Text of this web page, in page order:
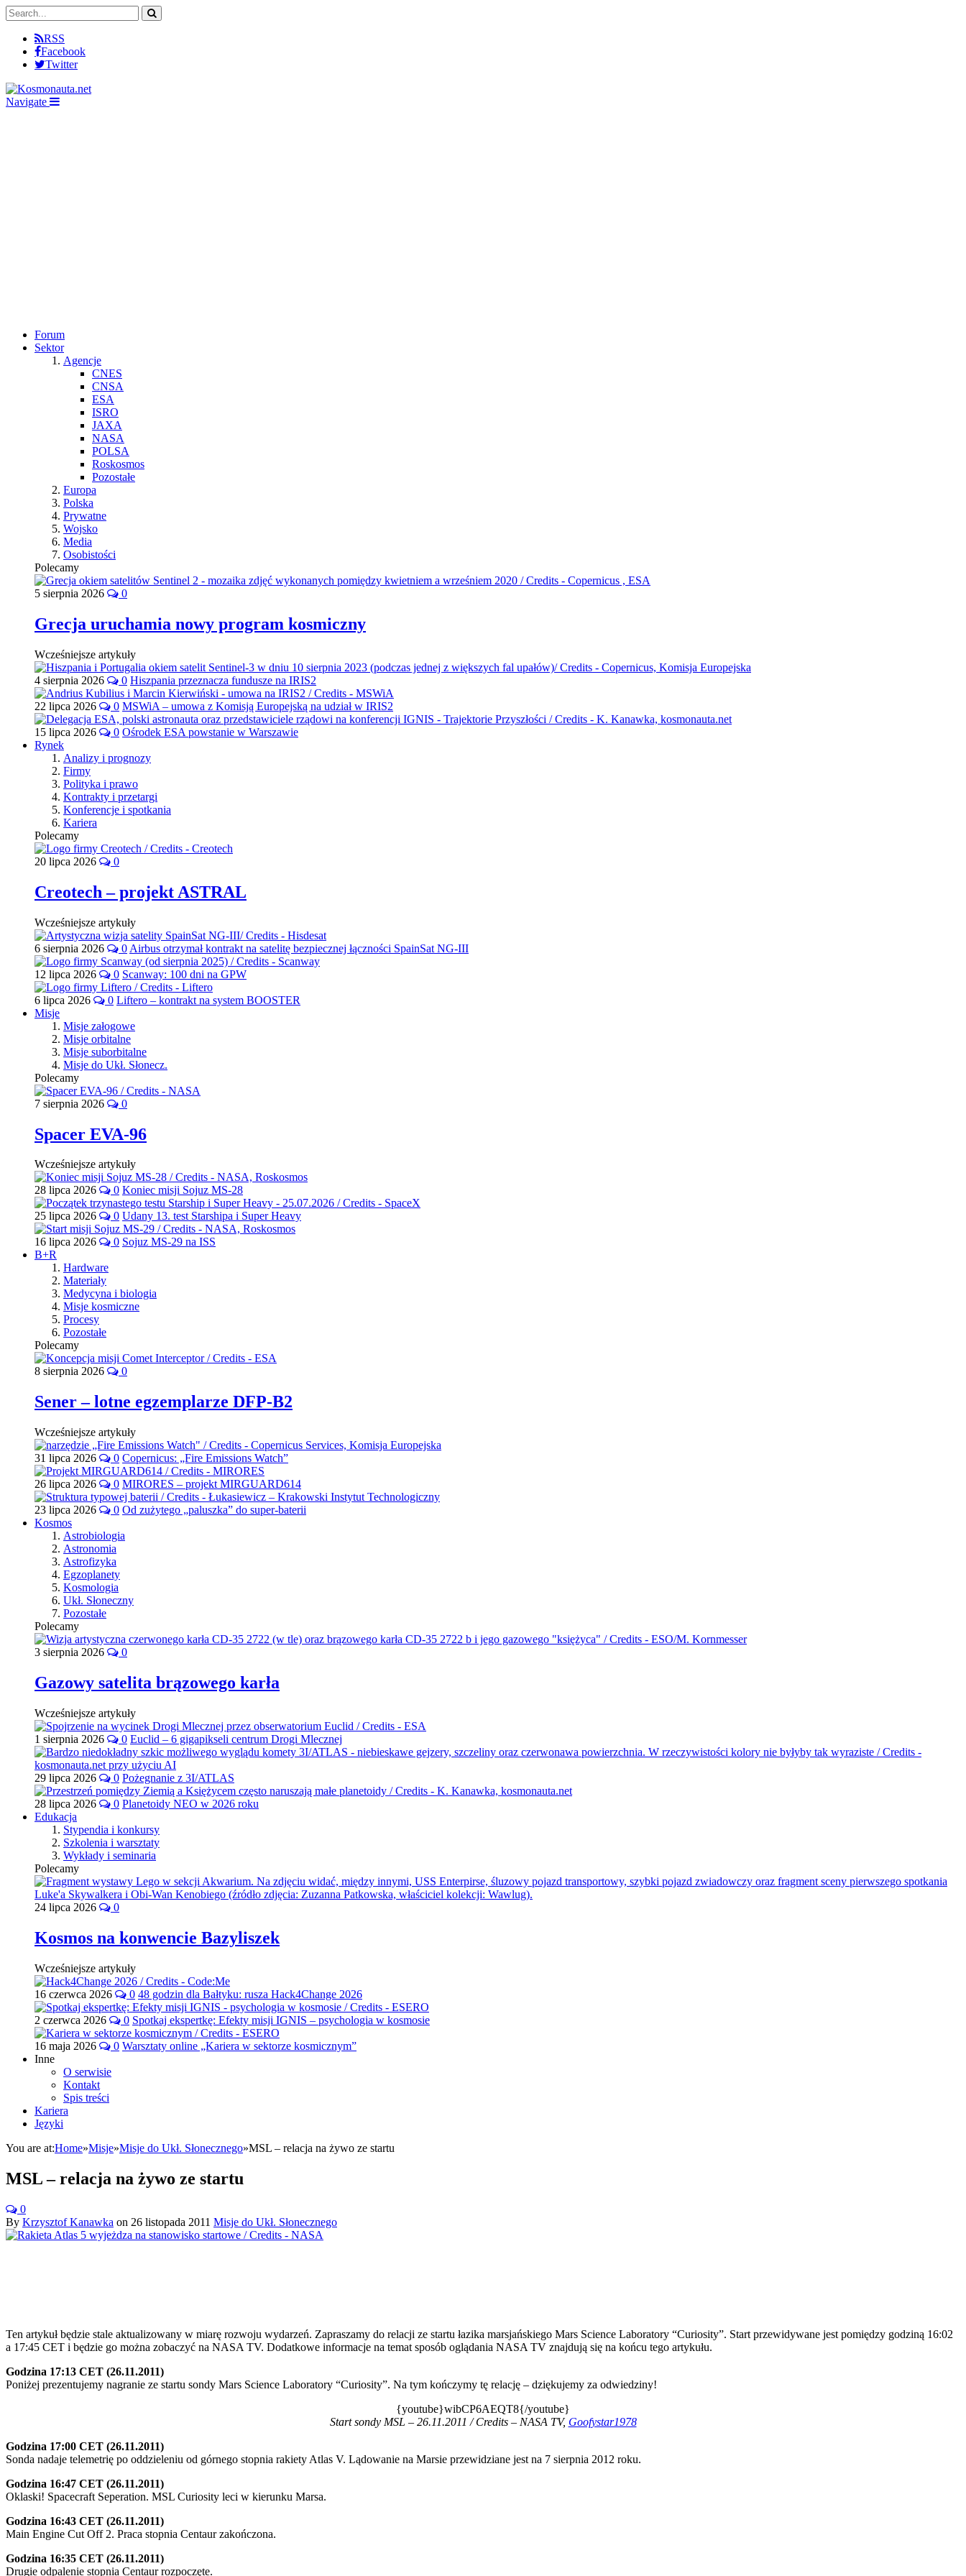
RSS
Facebook
Twitter
Navigate
Forum
Sektor
Agencje
CNES
CNSA
ESA
ISRO
JAXA
NASA
POLSA
Roskosmos
Pozostałe
Europa
Polska
Prywatne
Wojsko
Media
Osobistości
Polecamy
5 sierpnia 2026 0
Grecja uruchamia nowy program kosmiczny
Wcześniejsze artykuły
4 sierpnia 2026 0 Hiszpania przeznacza fundusze na IRIS2
22 lipca 2026 0 MSWiA – umowa z Komisją Europejską na udział w IRIS2
15 lipca 2026 0 Ośrodek ESA powstanie w Warszawie
Rynek
Analizy i prognozy
Firmy
Polityka i prawo
Kontrakty i przetargi
Konferencje i spotkania
Kariera
Polecamy
20 lipca 2026 0
Creotech – projekt ASTRAL
Wcześniejsze artykuły
6 sierpnia 2026 0 Airbus otrzymał kontrakt na satelitę bezpiecznej łączności SpainSat NG-III
12 lipca 2026 0 Scanway: 100 dni na GPW
6 lipca 2026 0 Liftero – kontrakt na system BOOSTER
Misje
Misje załogowe
Misje orbitalne
Misje suborbitalne
Misje do Ukł. Słonecz.
Polecamy
7 sierpnia 2026 0
Spacer EVA-96
Wcześniejsze artykuły
28 lipca 2026 0 Koniec misji Sojuz MS-28
25 lipca 2026 0 Udany 13. test Starshipa i Super Heavy
16 lipca 2026 0 Sojuz MS-29 na ISS
B+R
Hardware
Materiały
Medycyna i biologia
Misje kosmiczne
Procesy
Pozostałe
Polecamy
8 sierpnia 2026 0
Sener – lotne egzemplarze DFP-B2
Wcześniejsze artykuły
31 lipca 2026 0 Copernicus: „Fire Emissions Watch”
26 lipca 2026 0 MIRORES – projekt MIRGUARD614
23 lipca 2026 0 Od zużytego „paluszka” do super-baterii
Kosmos
Astrobiologia
Astronomia
Astrofizyka
Egzoplanety
Kosmologia
Ukł. Słoneczny
Pozostałe
Polecamy
3 sierpnia 2026 0
Gazowy satelita brązowego karła
Wcześniejsze artykuły
1 sierpnia 2026 0 Euclid – 6 gigapikseli centrum Drogi Mlecznej
29 lipca 2026 0 Pożegnanie z 3I/ATLAS
28 lipca 2026 0 Planetoidy NEO w 2026 roku
Edukacja
Stypendia i konkursy
Szkolenia i warsztaty
Wykłady i seminaria
Polecamy
24 lipca 2026 0
Kosmos na konwencie Bazyliszek
Wcześniejsze artykuły
16 czerwca 2026 0 48 godzin dla Bałtyku: rusza Hack4Change 2026
2 czerwca 2026 0 Spotkaj ekspertkę: Efekty misji IGNIS – psychologia w kosmosie
16 maja 2026 0 Warsztaty online „Kariera w sektorze kosmicznym”
Inne
O serwisie
Kontakt
Spis treści
Kariera
Języki
You are at:Home»Misje»Misje do Ukł. Słonecznego»MSL – relacja na żywo ze startu
MSL – relacja na żywo ze startu
0
By Krzysztof Kanawka on 26 listopada 2011 Misje do Ukł. Słonecznego
Ten artykuł będzie stale aktualizowany w miarę rozwoju wydarzeń. Zapraszamy do relacji ze startu łazika marsjańskiego Mars Science Laboratory “Curiosity”. Start przewidywane jest pomiędzy godziną 16:02
a 17:45 CET i będzie go można zobaczyć na NASA TV. Dodatkowe informacje na temat sposób oglądania NASA TV znajdują się na końcu tego artykułu.
Godzina 17:13 CET (26.11.2011)
Poniżej prezentujemy nagranie ze startu sondy Mars Science Laboratory “Curiosity”. Na tym kończymy tę relację – dziękujemy za odwiedziny!
{youtube}wibCP6AEQT8{/youtube}
Start sondy MSL – 26.11.2011 / Credits – NASA TV, Goofystar1978
Godzina 17:00 CET (26.11.2011)
Sonda nadaje telemetrię po oddzieleniu od górnego stopnia rakiety Atlas V. Lądowanie na Marsie przewidziane jest na 7 sierpnia 2012 roku.
Godzina 16:47 CET (26.11.2011)
Oklaski! Spacecraft Seperation. MSL Curiosity leci w kierunku Marsa.
Godzina 16:43 CET (26.11.2011)
Main Engine Cut Off 2. Praca stopnia Centaur zakończona.
Godzina 16:35 CET (26.11.2011)
Drugie odpalenie stopnia Centaur rozpoczęte.